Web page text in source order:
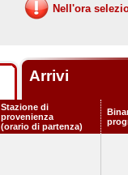
Nell'ora
Arrivi
Stazione di
provenienza
(orario di partenza)